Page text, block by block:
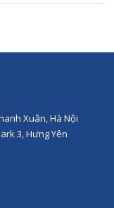
Xuân, Hà Nội
3, Hưng Yên